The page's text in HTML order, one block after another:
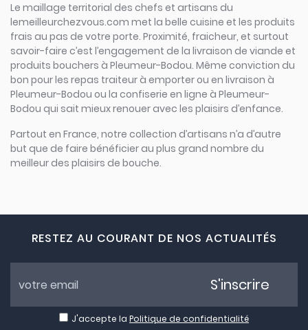
Le maillage territorial des chefs et artisans du
lemeilleurchezvous.com met la belle cuisine et les produits
frais au pas de votre porte. Proximité, fraicheur, et surtout
savoir-faire c’est l’engagement de la livraison de viande et
produits bouchers à Pleumeur-Bodou. Même conviction du
bon pour les repas traiteur à emporter ou en livraison à
Pleumeur-Bodou ou la confiserie en ligne à Pleumeur-
Bodou qui sait mieux renouer avec les plaisirs d’enfance.
Partout en France, notre collection d’artisans n’a d’autre
but que de faire bénéficier au plus grand nombre du
meilleur des plaisirs de bouche.
RESTEZ AU COURANT DE NOS ACTUALITÉS
J'accepte la Politique de confidentialité
S'inscrire